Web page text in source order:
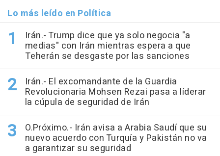
Lo más leído en Política
Irán.- Trump dice que ya solo negocia "a
medias" con Irán mientras espera a que
Teherán se desgaste por las sanciones
Irán.- El excomandante de la Guardia
Revolucionaria Mohsen Rezai pasa a líderar
la cúpula de seguridad de Irán
O.Próximo.- Irán avisa a Arabia Saudí que su
nuevo acuerdo con Turquía y Pakistán no va
a garantizar su seguridad